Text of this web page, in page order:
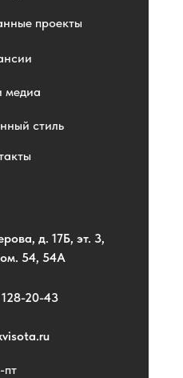
проекты
медиа
стиль
20-43
д. 17Б, эт. 3,
54, 54А
пт